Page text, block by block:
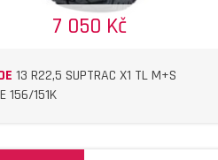
7 050 Kč
13 R22,5 SUPTRAC X1 TL M+S
156/151K